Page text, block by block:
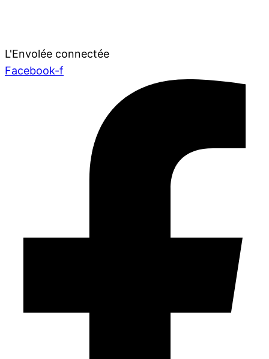
L'Envolée connectée
Facebook-f